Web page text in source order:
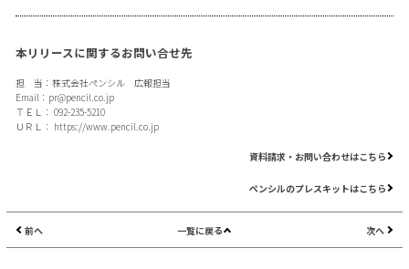
本リリースに関するお問い合せ先
担 当：株式会社ペンシル 広報担当
Email： pr@pencil.co.jp
ＴＥＬ： 092-235-5210
ＵＲＬ： https://www.pencil.co.jp
資料請求・お問い合わせはこちら
ペンシルのプレスキットはこちら
前へ 一覧に戻る 次へ